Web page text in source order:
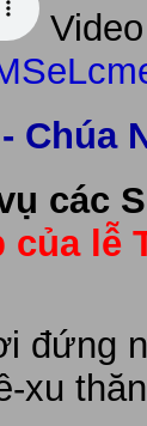
Video
- Chúa
các
của lễ
đứng
xu